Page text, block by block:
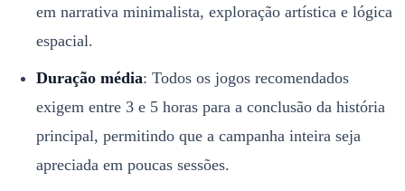
em narrativa minimalista, exploração artística e lógica
espacial.
Duração média: Todos os jogos recomendados
exigem entre 3 e 5 horas para a conclusão da história
principal, permitindo que a campanha inteira seja
apreciada em poucas sessões.